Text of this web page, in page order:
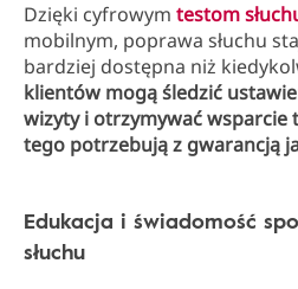
Dzięki cyfrowym testom
mobilnym, poprawa słuchu
bardziej dostępna niż
klientów mogą śledzić
wizyty i otrzymywać wsparcie
tego potrzebują z gwarancją
Edukacja i świadomość
słuchu